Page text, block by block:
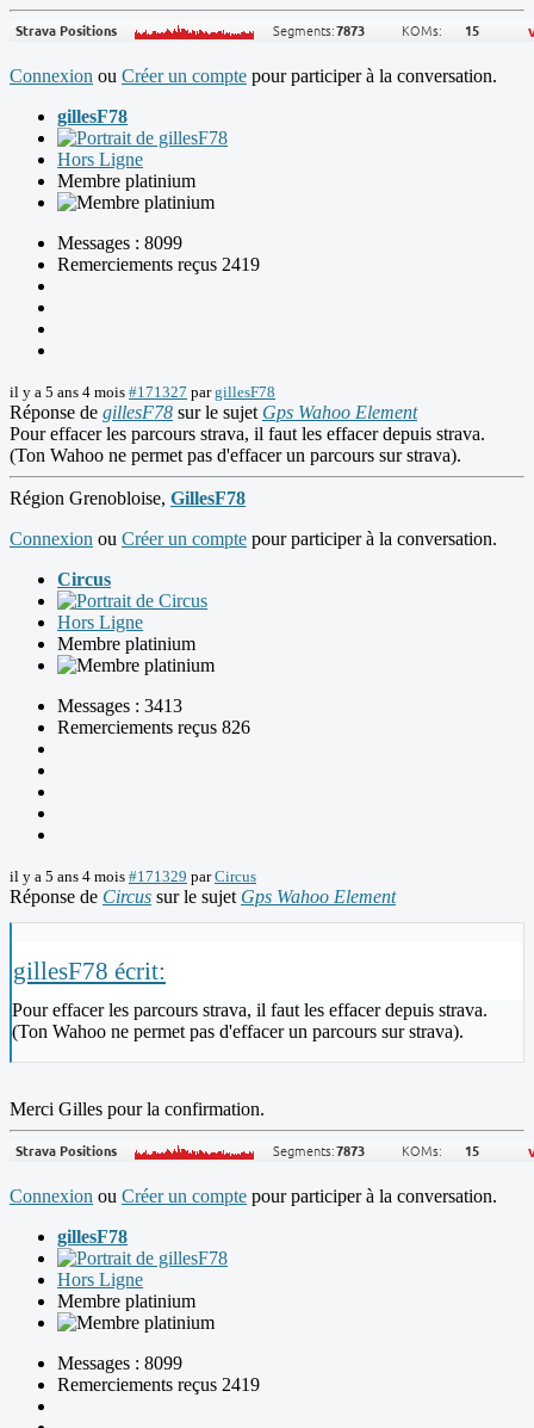
Connexion ou Créer un compte pour participer à la conversation.
gillesF78
Hors Ligne
Membre platinium
Messages : 8099
Remerciements reçus 2419
il y a 5 ans 4 mois #171327 pargillesF78
Réponse de gillesF78 sur le sujet Gps Wahoo Element
Pour effacer les parcours strava, il faut les effacer depuis strava.
(Ton Wahoo ne permet pas d'effacer un parcours sur strava).
Région Grenobloise, GillesF78
Connexion ou Créer un compte pour participer à la conversation.
Circus
Hors Ligne
Membre platinium
Messages : 3413
Remerciements reçus 826
il y a 5 ans 4 mois #171329 parCircus
Réponse de Circus sur le sujet Gps Wahoo Element
gillesF78 écrit:
Pour effacer les parcours strava, il faut les effacer depuis strava.
(Ton Wahoo ne permet pas d'effacer un parcours sur strava).
Merci Gilles pour la confirmation.
Connexion ou Créer un compte pour participer à la conversation.
gillesF78
Hors Ligne
Membre platinium
Messages : 8099
Remerciements reçus 2419